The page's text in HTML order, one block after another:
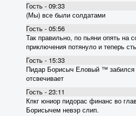
Гость - 09:33
(Мы) все были солдатами
Гость - 05:56
Так правильно, по пьяни опять на
приключения потянуло и теперь
Гость - 15:33
Пидар Борисыч Еловый ™ забился
отсвечивает
Гость - 23:11
Кпкг юниор пидорас финанс во
Борисычем невэр слип.